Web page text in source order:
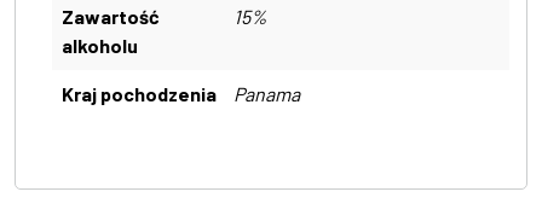
Zawartość
alkoholu
15%
Kraj pochodzenia Panama